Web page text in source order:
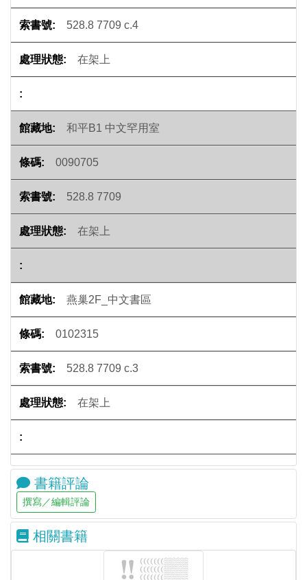
528.8 7709 c.4
在架上
和平B1 中文罕用室
0090705
528.8 7709
在架上
燕巢2F_中文書區
0102315
528.8 7709 c.3
在架上
書籍評論
相關書籍